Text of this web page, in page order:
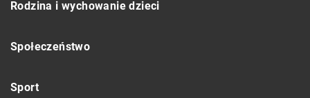
Rodzina i wychowanie dzieci
Społeczeństwo
Sport